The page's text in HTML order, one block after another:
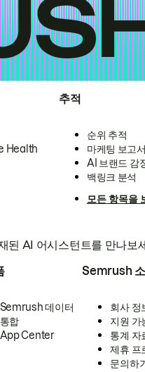
Health
추적
순위 추적
마케팅 보고
AI 브랜드 감
백링크 분석
모든 항목을
된 AI 어시스턴트를 만나보
Semrush 데이터
통합
App Center
Semrush
회사 정
지원 가
통계 자
제휴 프
문의하